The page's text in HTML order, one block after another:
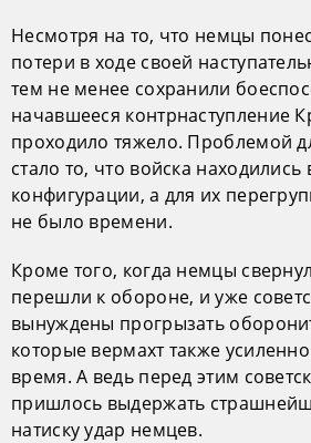
Несмотря на то, что немцы
потери в ходе своей
тем не менее сохранили
начавшееся контрнаступление
проходило тяжело. Проблемой
стало то, что войска
конфигурации, а для их
не было времени.
Кроме того, когда немцы
перешли к обороне, и уже
вынуждены прогрызать
которые вермахт также усиленно
время. А ведь перед этим
пришлось выдержать
натиску удар немцев.